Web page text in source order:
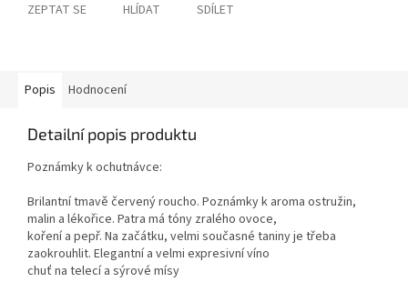
ZEPTAT SE HLÍDAT SDÍLET
Popis Hodnocení
Detailní popis produktu
Poznámky k ochutnávce:
Brilantní tmavě červený roucho. Poznámky k aroma ostružin,
malin a lékořice. Patra má tóny zralého ovoce,
koření a pepř. Na začátku, velmi současné taniny je třeba
zaokrouhlit. Elegantní a velmi expresivní víno
chuť na telecí a sýrové mísy